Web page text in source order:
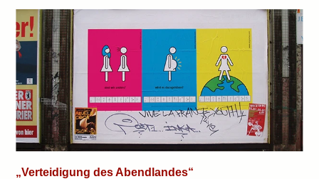
„Verteidigung des Abendlandes“